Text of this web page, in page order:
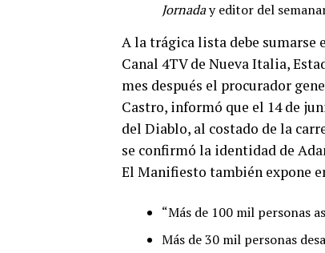
Jornaday editor del
A la trágica lista debe sumarse
Canal 4TV de Nueva Italia,
mes después el procurador
Castro, informó que el 14 de
del Diablo, al costado de la
se confirmó la identidad de
El Manifiesto también expone
“Más de 100 mil personas
Más de 30 mil personas